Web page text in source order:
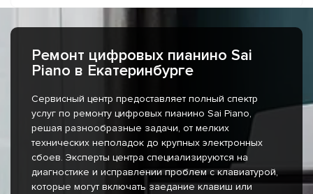
Ремонт цифровых пианино Sai
Piano в Екатеринбурге
Сервисный центр предоставляет полный спектр
услуг по ремонту цифровых пианино Sai Piano,
решая разнообразные задачи, от мелких
технических неполадок до крупных электронных
сбоев. Эксперты центра специализируются на
диагностике и исправлении проблем с клавиатурой,
которые могут включать заедание клавиш или